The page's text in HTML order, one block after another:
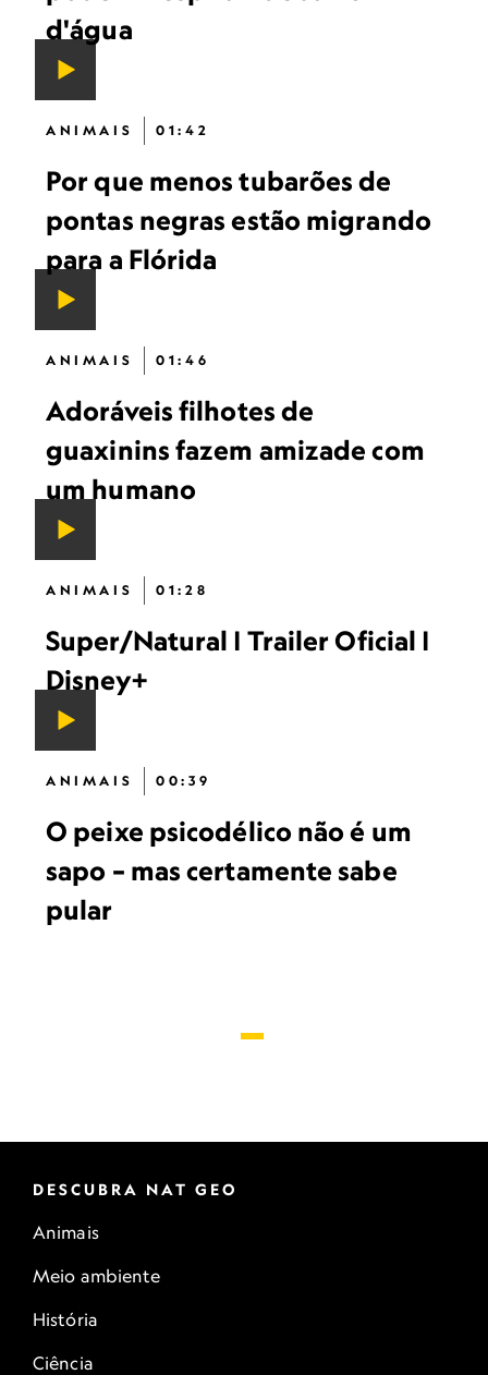
d'água
ANIMAIS 01:42
Por que menos tubarões de
pontas negras estão migrando
para a Flórida
ANIMAIS 01:46
Adoráveis ​​filhotes de
guaxinins fazem amizade com
um humano
ANIMAIS 01:28
Super/Natural | Trailer Oficial |
Disney+
ANIMAIS 00:39
O peixe psicodélico não é um
sapo – mas certamente sabe
pular
DESCUBRA NAT GEO
Animais
Meio ambiente
História
Ciência